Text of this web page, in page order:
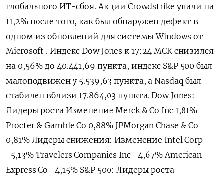
глобального ИТ-сбоя. Акции Crowdstrike упали на
11,2% после того, как был обнаружен дефект в
одном из обновлений для системы Windows от
Microsoft . Индекс Dow Jones к 17:24 МСК снизился
на 0,56% до 40.441,69 пункта, индекс S&P 500 был
малоподвижен у 5.539,63​ пункта, а Nasdaq был
стабилен вблизи 17.864,03 пункта. Dow Jones:
Лидеры роста Изменение Merck & Co Inc 1,81%
Procter & Gamble Co 0,88% JPMorgan Chase & Co
0,81% Лидеры снижения: Изменение Intel Corp
-5,13% Travelers Companies Inc -4,67% American
Express Co -4,15% S&P 500: Лидеры роста